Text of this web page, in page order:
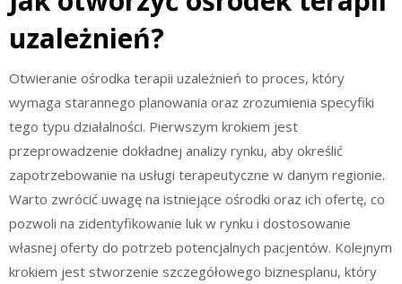
uzależnień?
Otwieranie ośrodka terapii uzależnień to proces, który
wymaga starannego planowania oraz zrozumienia specyfiki
tego typu działalności. Pierwszym krokiem jest
przeprowadzenie dokładnej analizy rynku, aby określić
zapotrzebowanie na usługi terapeutyczne w danym regionie.
Warto zwrócić uwagę na istniejące ośrodki oraz ich ofertę, co
pozwoli na zidentyfikowanie luk w rynku i dostosowanie
własnej oferty do potrzeb potencjalnych pacjentów. Kolejnym
krokiem jest stworzenie szczegółowego biznesplanu, który